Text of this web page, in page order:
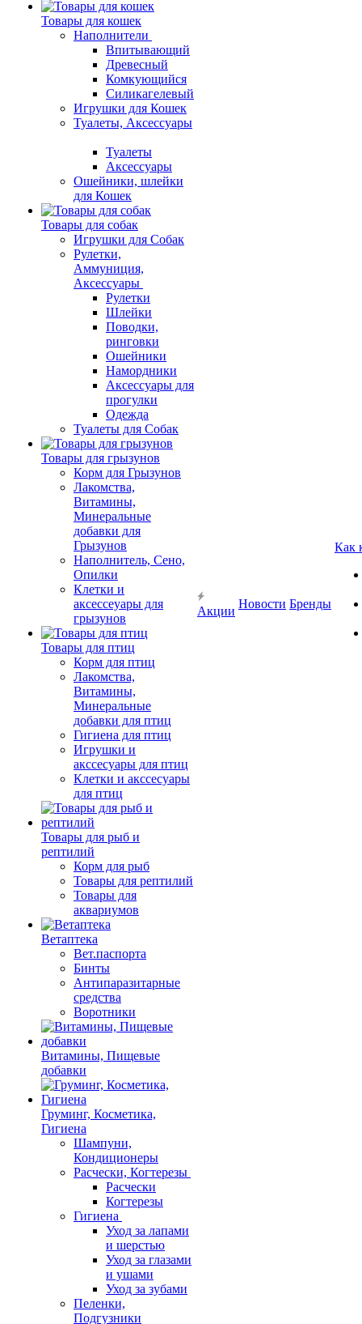
Товары для кошек
Наполнители
Впитывающий
Древесный
Комкующийся
Силикагелевый
Игрушки для Кошек
Туалеты, Аксессуары
Туалеты
Аксессуары
Ошейники, шлейки
для Кошек
Товары для собак
Игрушки для Собак
Рулетки,
Аммуниция,
Аксессуары
Рулетки
Шлейки
Поводки,
ринговки
Ошейники
Намордники
Аксессуары для
прогулки
Одежда
Туалеты для Собак
Товары для грызунов
Корм для Грызунов
Лакомства,
Витамины,
Минеральные
добавки для
Грызунов
Наполнитель, Сено,
Опилки
Клетки и
аксессеуары для
грызунов
Товары для птиц
Корм для птиц
Лакомства,
Витамины,
Минеральные
добавки для птиц
Гигиена для птиц
Игрушки и
акссесуары для птиц
Клетки и акссесуары
для птиц
Товары для рыб и
рептилий
Корм для рыб
Товары для рептилий
Товары для
аквариумов
Ветаптека
Вет.паспорта
Бинты
Антипаразитарные
средства
Воротники
Витамины, Пищевые
добавки
Груминг, Косметика,
Гигиена
Шампуни,
Кондиционеры
Расчески, Когтерезы
Расчески
Когтерезы
Гигиена
Уход за лапами
и шерстью
Уход за глазами
и ушами
Уход за зубами
Пеленки,
Подгузники
Акции
Новости Бренды
Как